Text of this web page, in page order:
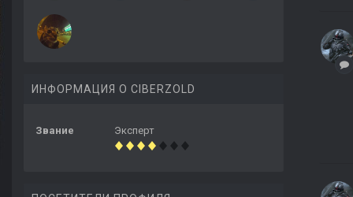
ИНФОРМАЦИЯ О CIBERZOLD
Звание Эксперт